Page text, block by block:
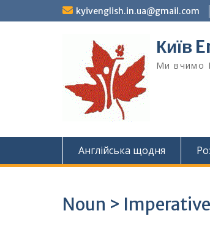
to
kyivenglish.in.ua@gmail.com
Київ
Ми вчимо
Англійська щодня
Noun > Imperative